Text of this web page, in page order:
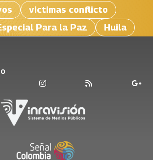
victimas conflicto
Para la Paz
Huila